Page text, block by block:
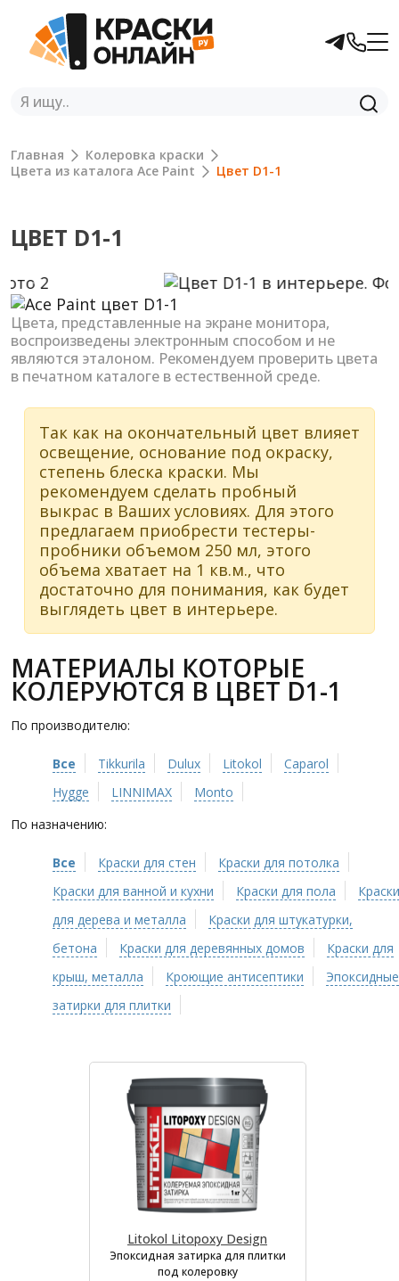
Главная
Колеровка краски
Цвета из каталога Ace Paint
Цвет D1-1
ЦВЕТ D1-1
Previous Next
Цвета, представленные на экране монитора,
воспроизведены электронным способом и не
являются эталоном. Рекомендуем проверить цвета
в печатном каталоге в естественной среде.
Так как на окончательный цвет влияет
освещение, основание под окраску,
степень блеска краски. Мы
рекомендуем сделать пробный
выкрас в Ваших условиях. Для этого
предлагаем приобрести тестеры-
пробники объемом 250 мл, этого
объема хватает на 1 кв.м., что
достаточно для понимания, как будет
выглядеть цвет в интерьере.
МАТЕРИАЛЫ КОТОРЫЕ
КОЛЕРУЮТСЯ В ЦВЕТ D1-1
По производителю:
Все Tikkurila Dulux Litokol
Caparol
Hygge
LINNIMAX
Monto
По назначению:
Все Краски для стен
Краски для потолка
Краски для ванной и кухни
Краски для пола
Краски
для дерева и металла
Краски для штукатурки,
бетона
Краски для деревянных домов
Краски для
крыш, металла
Кроющие антисептики
Эпоксидные
затирки для плитки
Litokol Litopoxy Design
Эпоксидная затирка для плитки
под колеровку